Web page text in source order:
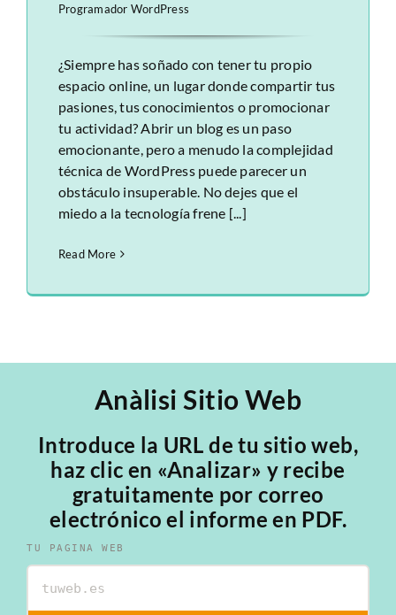
Programador WordPress
¿Siempre has soñado con tener tu propio
espacio online, un lugar donde compartir tus
pasiones, tus conocimientos o promocionar
tu actividad? Abrir un blog es un paso
emocionante, pero a menudo la complejidad
técnica de WordPress puede parecer un
obstáculo insuperable. No dejes que el
miedo a la tecnología frene [...]
Read More
Anàlisi Sitio Web
Introduce la URL de tu sitio web,
haz clic en «Analizar» y recibe
gratuitamente por correo
electrónico el informe en PDF.
TU PAGINA WEB